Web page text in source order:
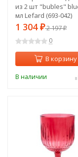
из 2 шт "bubles"
мл Lefard (693-042)
1 304 ₽2 197₽
0
В корзину
В наличии